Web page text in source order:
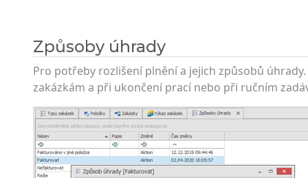
Způsoby úhrady
Pro potřeby rozlišení plnění a jejich způsobů
zakázkám a při ukončení prací nebo při ručním